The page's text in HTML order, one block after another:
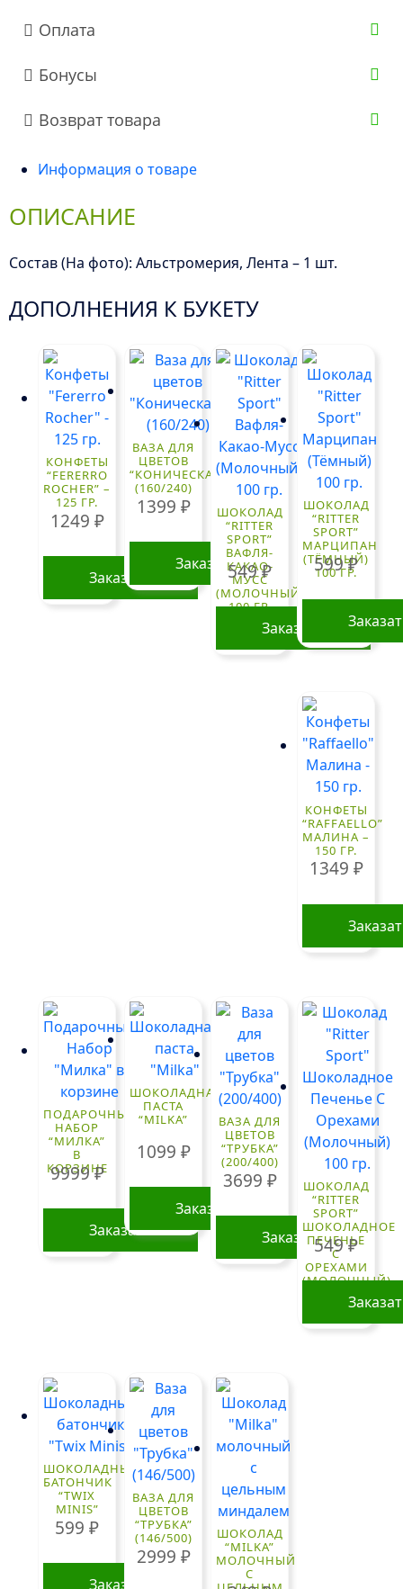
Оплата
Бонусы
Возврат товара
Информация о товаре
ОПИСАНИЕ
Состав (На фото): Альстромерия, Лента – 1 шт.
ДОПОЛНЕНИЯ К БУКЕТУ
КОНФЕТЫ
“FERERRO
ROCHER” –
125 ГР.
1249 ₽
Заказать
ВАЗА ДЛЯ
ЦВЕТОВ
“КОНИЧЕСКАЯ”
(160/240)
1399 ₽
Заказать
ШОКОЛАД
“RITTER
SPORT”
ВАФЛЯ-
КАКАО-
МУСС
(МОЛОЧНЫЙ)
100 ГР.
549₽
Заказать
ШОКОЛАД
“RITTER
SPORT”
МАРЦИПАН
(ТЁМНЫЙ)
100 ГР.
599₽
КОНФЕТЫ
“RAFFAELLO”
МАЛИНА –
150 ГР.
1349 ₽
ПОДАРОЧНЫЙ
НАБОР
“МИЛКА”
В
КОРЗИНЕ
9999₽
Заказать
ШОКОЛАДНАЯ
ПАСТА
“MILKA”
1099 ₽
Заказать
ВАЗА ДЛЯ
ЦВЕТОВ
“ТРУБКА”
(200/400)
3699 ₽
Заказать
ШОКОЛАД
“RITTER
SPORT”
ШОКОЛАДНОЕ
ПЕЧЕНЬЕ
С
ОРЕХАМИ
(МОЛОЧНЫЙ)
100 ГР.
549₽
ШОКОЛАДНЫЙ
БАТОНЧИК
“TWIX
MINIS”
599₽
Заказать
ВАЗА ДЛЯ
ЦВЕТОВ
“ТРУБКА”
(146/500)
2999 ₽
ШОКОЛАД
“MILKA”
МОЛОЧНЫЙ
С